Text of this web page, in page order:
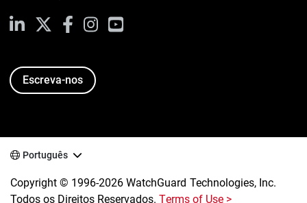
LinkedIn FacebookInstagramYouTube
Escreva-nos
Português
Copyright © 1996-2026 WatchGuard Technologies, Inc.
Todos os Direitos Reservados.Terms of Use >